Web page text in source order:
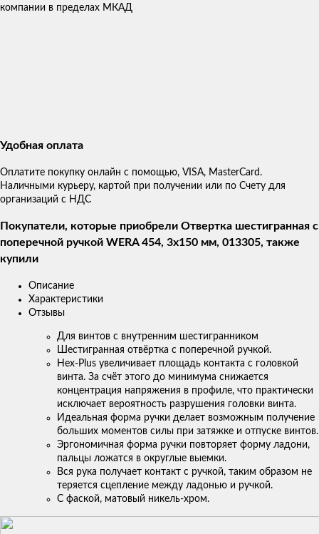
компании в пределах МКАД
Удобная оплата
Оплатите покупку онлайн с помощью, VISA, MasterCard.
Наличными курьеру, картой при получении или по Счету для
организаций с НДС
Покупатели, которые приобрели Отвертка шестигранная с
поперечной ручкой WERA 454, 3x150 мм, 013305, также
купили
Описание
Характеристики
Отзывы
Для винтов с внутренним шестигранником
Шестигранная отвёртка с поперечной ручкой.
Hex-Plus увеличивает площадь контакта с головкой
винта. За счёт этого до минимума снижается
концентрация напряжения в профиле, что практически
исключает вероятность разрушения головки винта.
Идеальная форма ручки делает возможным получение
больших моментов силы при затяжке и отпуске винтов.
Эргономичная форма ручки повторяет форму ладони,
пальцы ложатся в округлые выемки.
Вся рука получает контакт с ручкой, таким образом не
теряется сцепление между ладонью и ручкой.
С фаской, матовый никель-хром.